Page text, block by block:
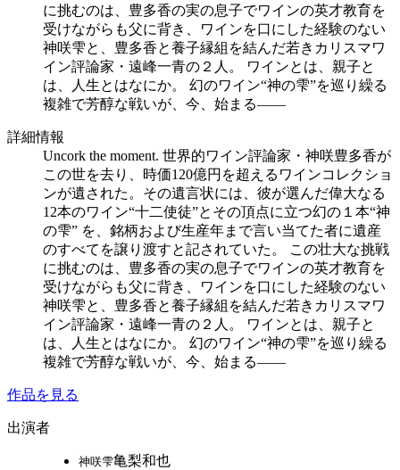
に挑むのは、豊多香の実の息子でワインの英才教育を
受けながらも父に背き、ワインを口にした経験のない
神咲雫と、豊多香と養子縁組を結んだ若きカリスマワ
イン評論家・遠峰一青の２人。 ワインとは、親子と
は、人生とはなにか。 幻のワイン“神の雫”を巡り繰る
複雑で芳醇な戦いが、今、始まる――
詳細情報
Uncork the moment. 世界的ワイン評論家・神咲豊多香が
この世を去り、時価120億円を超えるワインコレクショ
ンが遺された。その遺言状には、彼が選んだ偉大なる
12本のワイン“十二使徒”とその頂点に立つ幻の１本“神
の雫” を、銘柄および生産年まで言い当てた者に遺産
のすべてを譲り渡すと記されていた。 この壮大な挑戦
に挑むのは、豊多香の実の息子でワインの英才教育を
受けながらも父に背き、ワインを口にした経験のない
神咲雫と、豊多香と養子縁組を結んだ若きカリスマワ
イン評論家・遠峰一青の２人。 ワインとは、親子と
は、人生とはなにか。 幻のワイン“神の雫”を巡り繰る
複雑で芳醇な戦いが、今、始まる――
作品を見る
出演者
神咲雫亀梨和也